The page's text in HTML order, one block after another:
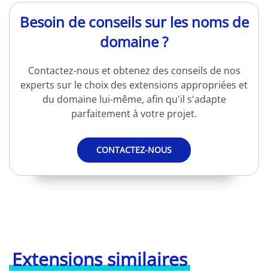
Besoin de conseils sur les noms de
domaine ?
Contactez-nous et obtenez des conseils de nos
experts sur le choix des extensions appropriées et
du domaine lui-même, afin qu'il s'adapte
parfaitement à votre projet.
CONTACTEZ-NOUS
Extensions similaires